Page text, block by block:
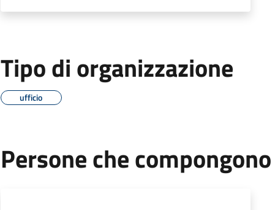
Tipo di organizzazione
ufficio
Persone che